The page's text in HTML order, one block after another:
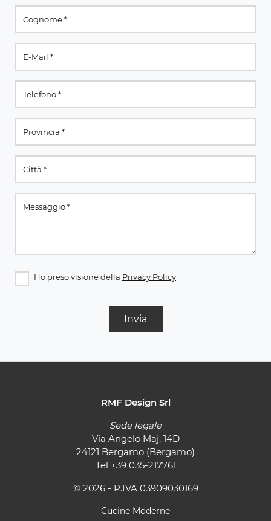
Ho preso visione della Privacy Policy
Invia
RMF Design Srl
Sede legale
Via Angelo Maj, 14D
24121 Bergamo (Bergamo)
Tel +39 035-217761
© 2026 - P.IVA 03909030169
Cucine Moderne